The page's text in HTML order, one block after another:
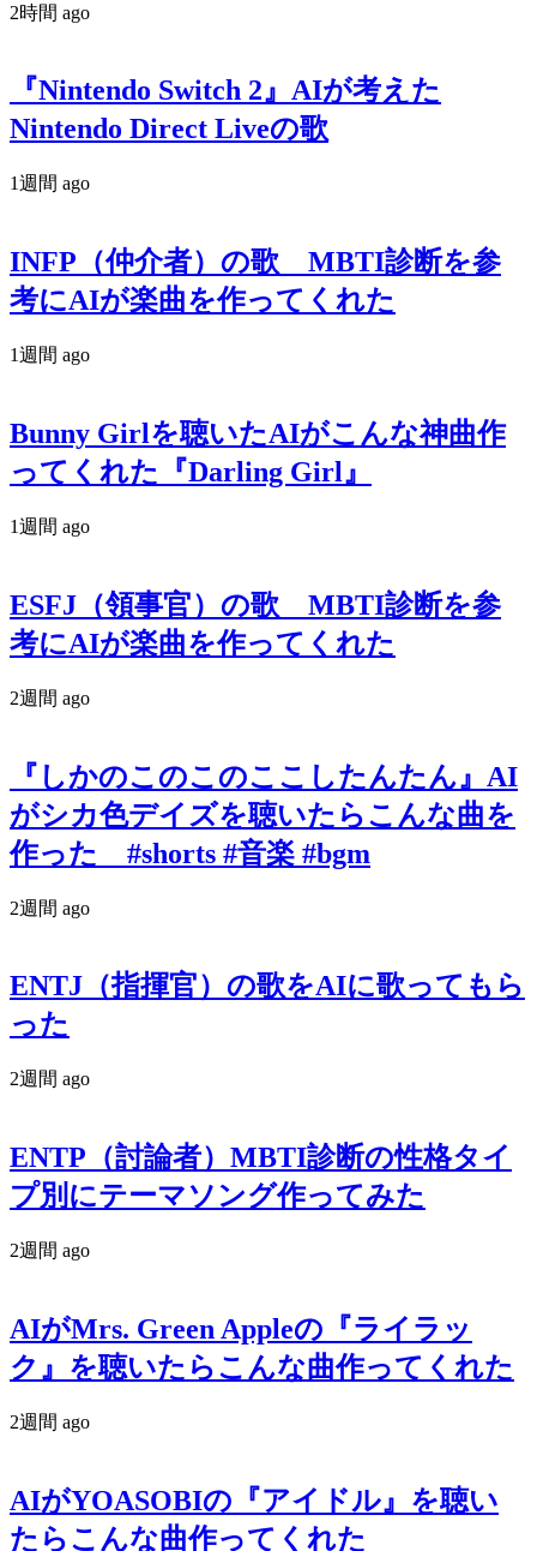
2時間 ago
『Nintendo Switch 2』AIが考えた
Nintendo Direct Liveの歌
1週間 ago
INFP（仲介者）の歌 MBTI診断を参
考にAIが楽曲を作ってくれた
1週間 ago
Bunny Girlを聴いたAIがこんな神曲作
ってくれた『Darling Girl』
1週間 ago
ESFJ（領事官）の歌 MBTI診断を参
考にAIが楽曲を作ってくれた
2週間 ago
『しかのこのこのここしたんたん』AI
がシカ色デイズを聴いたらこんな曲を
作った #shorts #音楽 #bgm
2週間 ago
ENTJ（指揮官）の歌をAIに歌ってもら
った
2週間 ago
ENTP（討論者）MBTI診断の性格タイ
プ別にテーマソング作ってみた
2週間 ago
AIがMrs. Green Appleの『ライラッ
ク』を聴いたらこんな曲作ってくれた
2週間 ago
AIがYOASOBIの『アイドル』を聴い
たらこんな曲作ってくれた